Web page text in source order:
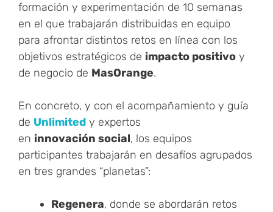
formación y experimentación de 10 semanas
en el que trabajarán distribuidas en equipo
para afrontar distintos retos en línea con los
objetivos estratégicos de impacto positivo y
de negocio de MasOrange.
En concreto, y con el acompañamiento y guía
de Unlimited y expertos
en innovación social, los equipos
participantes trabajarán en desafíos agrupados
en tres grandes “planetas”:
Regenera, donde se abordarán retos